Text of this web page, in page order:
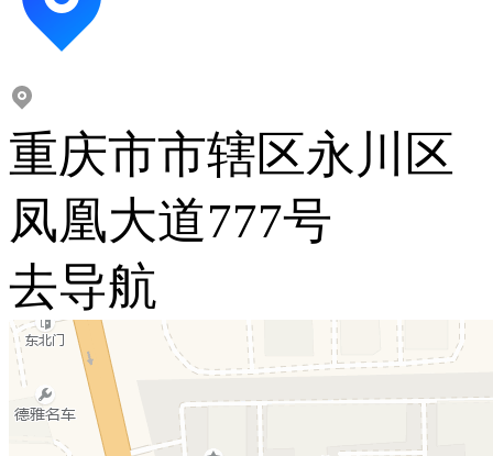
重庆市市辖区永川区
凤凰大道777号
去导航